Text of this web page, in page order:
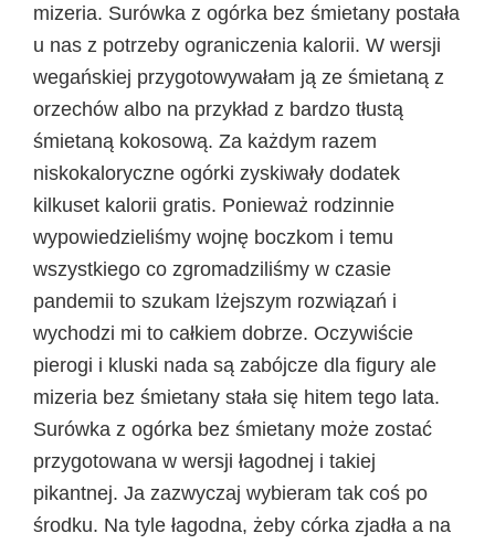
mizeria. Surówka z ogórka bez śmietany postała
u nas z potrzeby ograniczenia kalorii. W wersji
wegańskiej przygotowywałam ją ze śmietaną z
orzechów albo na przykład z bardzo tłustą
śmietaną kokosową. Za każdym razem
niskokaloryczne ogórki zyskiwały dodatek
kilkuset kalorii gratis. Ponieważ rodzinnie
wypowiedzieliśmy wojnę boczkom i temu
wszystkiego co zgromadziliśmy w czasie
pandemii to szukam lżejszym rozwiązań i
wychodzi mi to całkiem dobrze. Oczywiście
pierogi i kluski nada są zabójcze dla figury ale
mizeria bez śmietany stała się hitem tego lata.
Surówka z ogórka bez śmietany może zostać
przygotowana w wersji łagodnej i takiej
pikantnej. Ja zazwyczaj wybieram tak coś po
środku. Na tyle łagodna, żeby córka zjadła a na